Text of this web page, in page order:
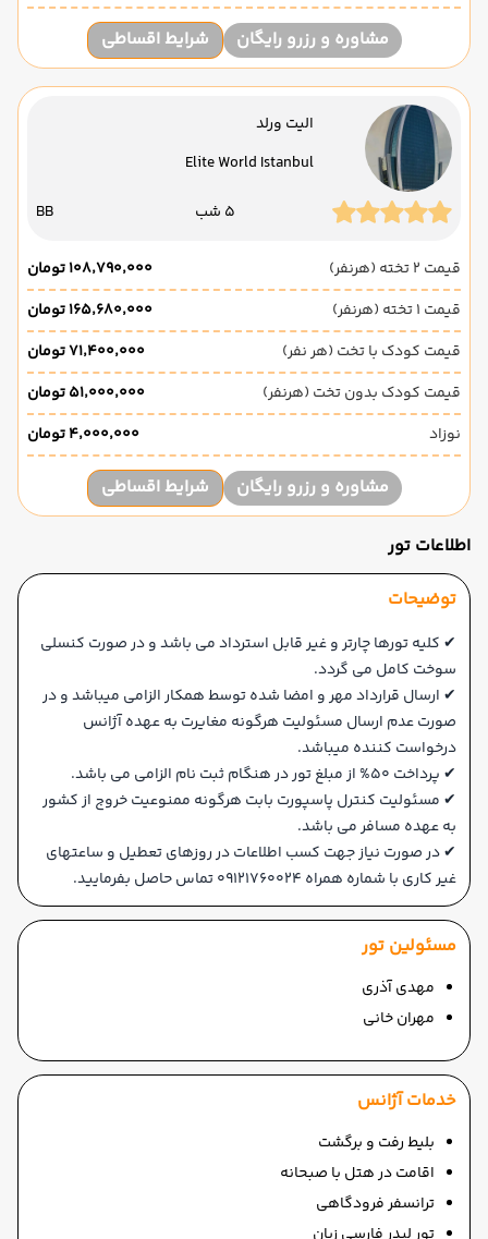
مشاوره و رزرو رایگان شرایط اقساطی
الیت ورلد
Elite World Istanbul
5 شب BB
قیمت 2 تخته (هرنفر)
۱۰۸٬۷۹۰٬۰۰۰ تومان
قیمت 1 تخته (هرنفر)
۱۶۵٬۶۸۰٬۰۰۰ تومان
قیمت کودک با تخت (هر نفر)
۷۱٬۴۰۰٬۰۰۰ تومان
قیمت کودک بدون تخت (هرنفر)
۵۱٬۰۰۰٬۰۰۰ تومان
نوزاد
۴٬۰۰۰٬۰۰۰ تومان
مشاوره و رزرو رایگان شرایط اقساطی
اطلاعات تور
توضیحات
✔ کلیه تورها چارتر و غیر قابل استرداد می باشد و در صورت کنسلی
سوخت کامل می گردد.
✔ ارسال قرارداد مهر و امضا شده توسط همکار الزامی میباشد و در
صورت عدم ارسال مسئولیت هرگونه مغایرت به عهده آژانس
درخواست کننده میباشد.
✔ پرداخت 50% از مبلغ تور در هنگام ثبت نام الزامی می باشد.
✔ مسئولیت کنترل پاسپورت بابت هرگونه ممنوعیت خروج از کشور
به عهده مسافر می باشد.
✔ در صورت نیاز جهت کسب اطلاعات در روزهای تعطیل و ساعتهای
غیر کاری با شماره همراه 09121760024 تماس حاصل بفرمایید.
مسئولین تور
مهدی آذری
مهران خانی
خدمات آژانس
بلیط رفت و برگشت
اقامت در هتل با صبحانه
ترانسفر فرودگاهی